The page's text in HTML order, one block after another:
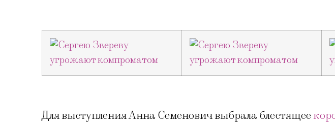
Для выступления Анна Семенович выбрала блестящее